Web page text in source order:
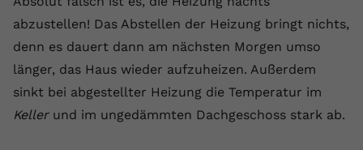
abzustellen! Das Abstellen der Heizung bringt nichts,
denn es dauert dann am nächsten Morgen umso
länger, das Haus wieder aufzuheizen. Außerdem
sinkt bei abgestellter Heizung die Temperatur im
Kellerund im ungedämmten Dachgeschoss stark ab.